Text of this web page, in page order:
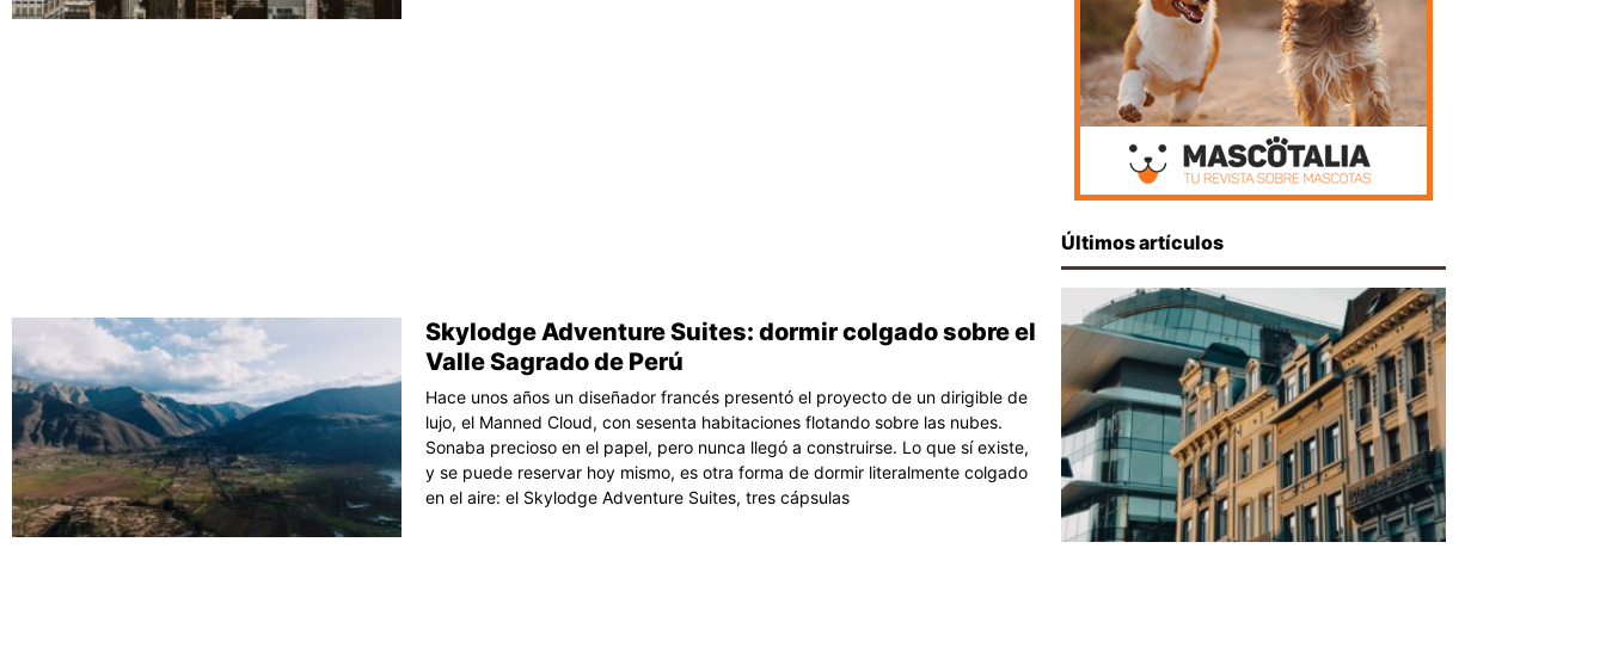
Skylodge Adventure Suites: dormir colgado sobre el
Valle Sagrado de Perú
Hace unos años un diseñador francés presentó el proyecto de un dirigible de
lujo, el Manned Cloud, con sesenta habitaciones flotando sobre las nubes.
Sonaba precioso en el papel, pero nunca llegó a construirse. Lo que sí existe,
y se puede reservar hoy mismo, es otra forma de dormir literalmente colgado
en el aire: el Skylodge Adventure Suites, tres cápsulas
Últimos artículos